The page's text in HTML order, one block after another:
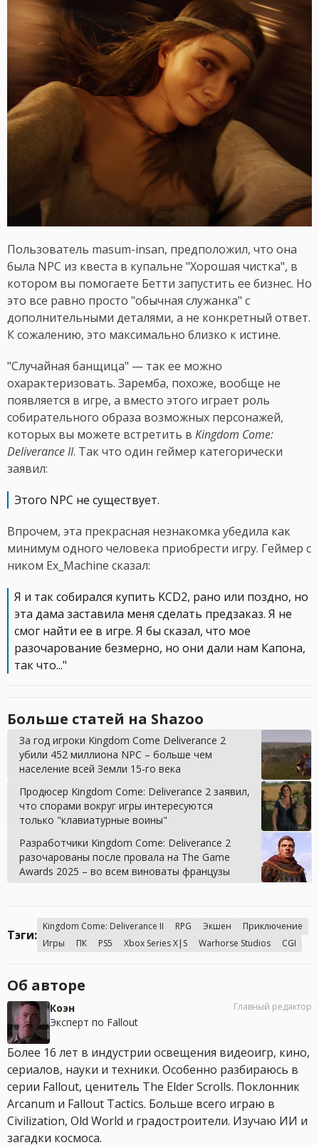
Пользователь masum-insan, предположил, что она
была NPC из квеста в купальне "Хорошая чистка", в
котором вы помогаете Бетти запустить ее бизнес. Но
это все равно просто "обычная служанка" с
дополнительными деталями, а не конкретный ответ.
К сожалению, это максимально близко к истине.
"Случайная банщица" — так ее можно
охарактеризовать. Заремба, похоже, вообще не
появляется в игре, а вместо этого играет роль
собирательного образа возможных персонажей,
которых вы можете встретить в Kingdom Come:
Deliverance II. Так что один геймер категорически
заявил:
Этого NPC не существует.
Впрочем, эта прекрасная незнакомка убедила как
минимум одного человека приобрести игру. Геймер с
ником Ex_Machine сказал:
Я и так собирался купить KCD2, рано или поздно, но
эта дама заставила меня сделать предзаказ. Я не
смог найти ее в игре. Я бы сказал, что мое
разочарование безмерно, но они дали нам Капона,
так что..."
Больше статей на Shazoo
За год игроки Kingdom Come Deliverance 2
убили 452 миллиона NPC – больше чем
население всей Земли 15-го века
Продюсер Kingdom Come: Deliverance 2 заявил,
что спорами вокруг игры интересуются
только "клавиатурные воины"
Разработчики Kingdom Come: Deliverance 2
разочарованы после провала на The Game
Awards 2025 – во всем виноваты французы
Тэги:
Kingdom Come: Deliverance II RPG Экшен
Приключение
Игры
ПК PS5 Xbox Series X|S Warhorse Studios CGI
Об авторе
Коэн
Эксперт по Fallout
Главный редактор
Более 16 лет в индустрии освещения видеоигр, кино,
сериалов, науки и техники. Особенно разбираюсь в
серии Fallout, ценитель The Elder Scrolls. Поклонник
Arcanum и Fallout Tactics. Больше всего играю в
Civilization, Old World и градостроители. Изучаю ИИ и
загадки космоса.